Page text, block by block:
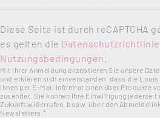
Diese Seite ist durch reCAPTCHA
es gelten die Datenschutzrichtlinie
Nutzungsbedingungen
Mit Ihrer Anmeldung akzeptieren Sie unsere
und erklären sich einverstanden, dass die Louis
Ihnen per E-Mail Informationen über Produkte
zusendet. Sie können Ihre Einwilligung
Zukunft widerrufen, bspw. über den
Newsletters.*